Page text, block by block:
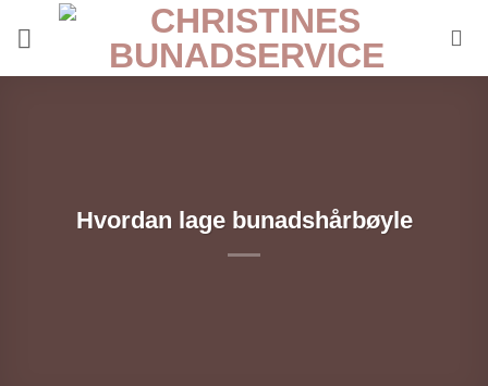
Hvordan lage bunadshårbøyle